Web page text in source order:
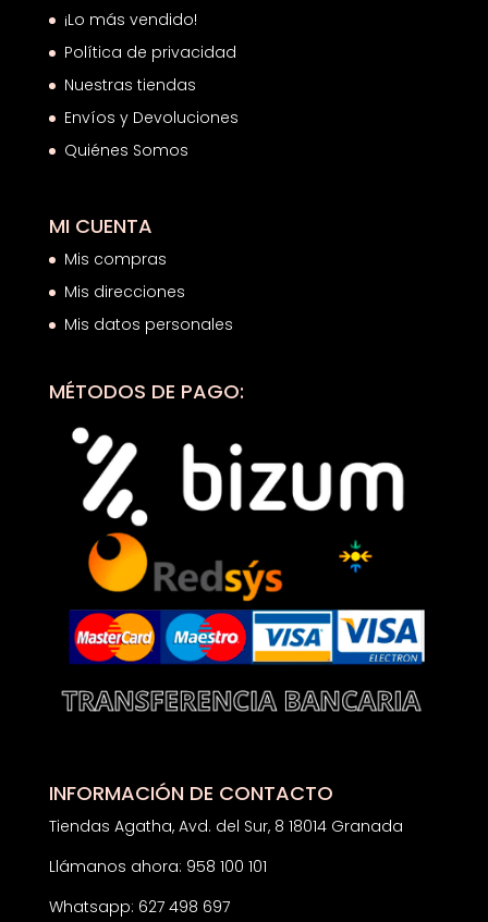
¡Lo más vendido!
Política de privacidad
Nuestras tiendas
Envíos y Devoluciones
Quiénes Somos
MI CUENTA
Mis compras
Mis direcciones
Mis datos personales
MÉTODOS DE PAGO:
INFORMACIÓN DE CONTACTO
Tiendas Agatha, Avd. del Sur, 8 18014 Granada
Llámanos ahora: 958 100 101
Whatsapp: 627 498 697